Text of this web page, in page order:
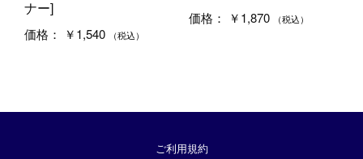
ナー]
価格：
￥1,540 （税込）
価格：
￥1,870 （税込）
ご利用規約